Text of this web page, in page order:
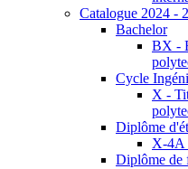
Catalogue 2024 -
Bachelor
BX -
Cycle
X -
Diplôme
X-4A
Diplôme de